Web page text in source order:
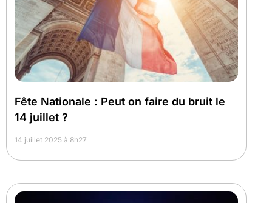
Fête Nationale : Peut on faire du bruit le
14 juillet ?
14 juillet 2025 à 8h27